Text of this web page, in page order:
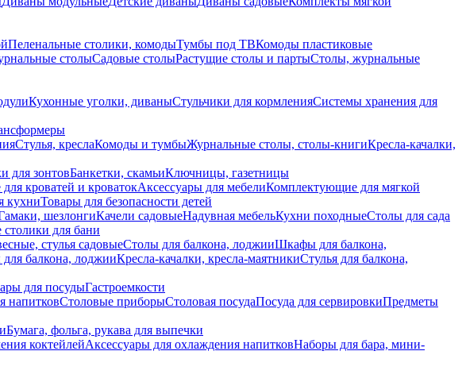
Пеленальные столики, комодыТумбы под ТВКомоды пластиковые
столыСадовые столыРастущие столы и партыСтолы, журнальные
Кухонные уголки, диваныСтульчики для кормленияСистемы хранения для
Стулья, креслаКомоды и тумбыЖурнальные столы, столы-книгиКресла-качалки,
для зонтовБанкетки, скамьиКлючницы, газетницы
кроватей и кроватокАксессуары для мебелиКомплектующие для мягкой
кухниТовары для безопасности детей
шезлонгиКачели садовыеНадувная мебельКухни походныеСтолы для сада
для бани
стулья садовыеСтолы для балкона, лоджииШкафы для балкона,
балкона, лоджииКресла-качалки, кресла-маятникиСтулья для балкона,
для посудыГастроемкости
напитковСтоловые приборыСтоловая посудаПосуда для сервировкиПредметы
Бумага, фольга, рукава для выпечки
коктейлейАксессуары для охлаждения напитковНаборы для бара, мини-